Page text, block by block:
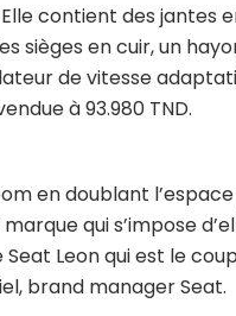
contient des jantes
sièges en cuir, un
de vitesse
à 93.980 TND.
en doublant
marque qui s’impose
Leon qui est le
brand manager Seat.